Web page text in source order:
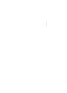
Price
UAH